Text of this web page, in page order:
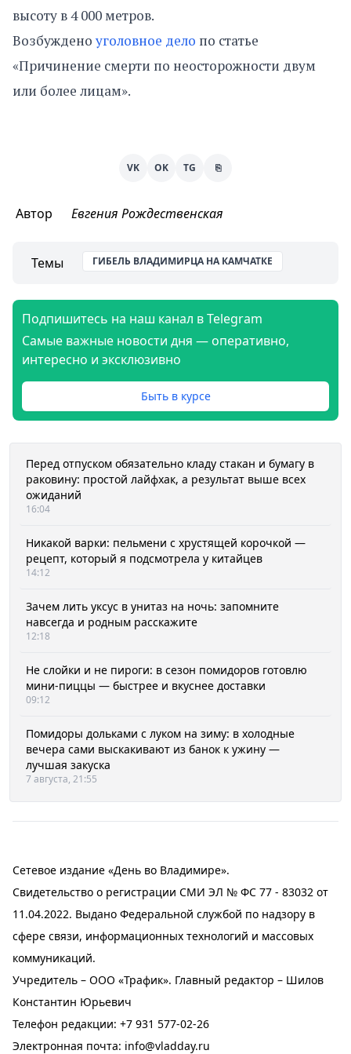
высоту в 4 000 метров.
Возбуждено уголовное дело по статье
«Причинение смерти по неосторожности двум
или более лицам».
VK OK TG ⎘
Автор Евгения Рождественская
Темы ГИБЕЛЬ ВЛАДИМИРЦА НА КАМЧАТКЕ
Подпишитесь на наш канал в Telegram
Самые важные новости дня — оперативно,
интересно и эксклюзивно
Быть в курсе
Перед отпуском обязательно кладу стакан и бумагу в
раковину: простой лайфхак, а результат выше всех
ожиданий
16:04
Никакой варки: пельмени с хрустящей корочкой —
рецепт, который я подсмотрела у китайцев
14:12
Зачем лить уксус в унитаз на ночь: запомните
навсегда и родным расскажите
12:18
Не слойки и не пироги: в сезон помидоров готовлю
мини-пиццы — быстрее и вкуснее доставки
09:12
Помидоры дольками с луком на зиму: в холодные
вечера сами выскакивают из банок к ужину —
лучшая закуска
7 августа, 21:55
Сетевое издание «День во Владимире».
Свидетельство о регистрации СМИ ЭЛ № ФС 77 - 83032 от
11.04.2022. Выдано Федеральной службой по надзору в
сфере связи, информационных технологий и массовых
коммуникаций.
Учредитель – ООО «Трафик». Главный редактор – Шилов
Константин Юрьевич
Телефон редакции: +7 931 577-02-26
Электронная почта: info@vladday.ru